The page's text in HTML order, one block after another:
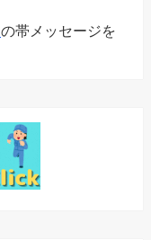
の帯メッセージを